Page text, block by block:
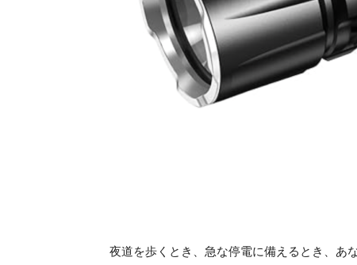
夜道を歩くとき、急な停電に備えるとき、あ